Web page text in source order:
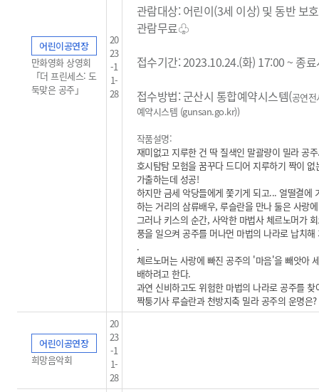
어린이공연장
만화영화 상영회
「더 프린세스: 도
둑맞은 공주」
20
23
-1
1-
28
관람대상: 어린이(3세 이상) 및 동반 보
관람무료♧
접수기간: 2023.10.24.(화) 17:00 ~ 종
접수방법: 군산시 통합예약시스템(공연
예약시스템 (gunsan.go.kr))
작품설명:
재미없고 지루한 건 딱 질색인 말괄량이 밀라 공
호시탐탐 모험을 꿈꾸다 드디어 지루하기 짝이 없
가출하는데 성공!
하지만 금세 악당들에게 쫓기게 되고... 얼떨결에
하는 거리의 삼류배우, 루슬란을 만나 둘은 사랑
그러나 키스의 순간, 사악한 마법사 체르노머가
풍을 일으켜 공주를 머나먼 마법의 나라로 납치해
.
체르노머는 사랑에 빠진 공주의 '마음'을 빼앗아
배하려고 한다.
과연 신비하고도 위험한 마법의 나라로 공주를 찾
짝퉁기사 루슬란과 천방지축 밀라 공주의 운명은?
어린이공연장
희망음악회
20
23
-1
1-
28